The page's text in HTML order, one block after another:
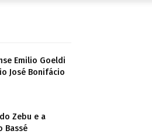
Emilio Goeldi
José Bonifácio
Zebu e a
Bassé